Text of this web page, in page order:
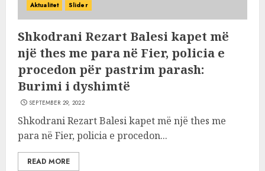
Aktualitet Slider
Shkodrani Rezart Balesi kapet më
një thes me para në Fier, policia e
procedon për pastrim parash:
Burimi i dyshimtë
SEPTEMBER 29, 2022
Shkodrani Rezart Balesi kapet më një thes me
para në Fier, policia e procedon...
READ MORE